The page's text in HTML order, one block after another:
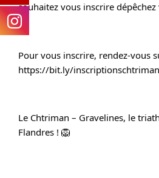
souhaitez vous inscrire dépêchez
Pour vous inscrire, rendez-vous
https://bit.ly/inscriptionschtriman
Le Chtriman – Gravelines, le
Flandres ! 🦁